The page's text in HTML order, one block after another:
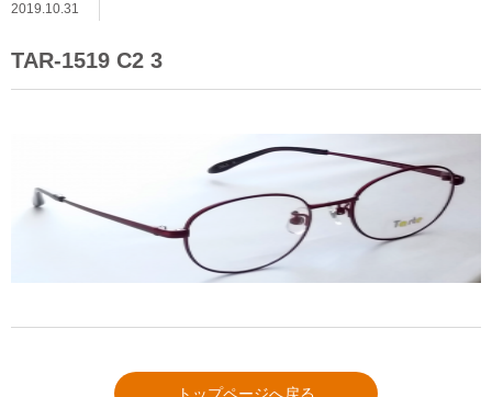
2019.10.31
TAR-1519 C2 3
トップページへ戻る